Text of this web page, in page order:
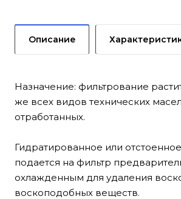
Описание
Назначение: фильтрование
же всех видов технических
отработанных.
Гидратированное или
подается на фильтр
охлажденным для удаления
воскоподобных веществ.